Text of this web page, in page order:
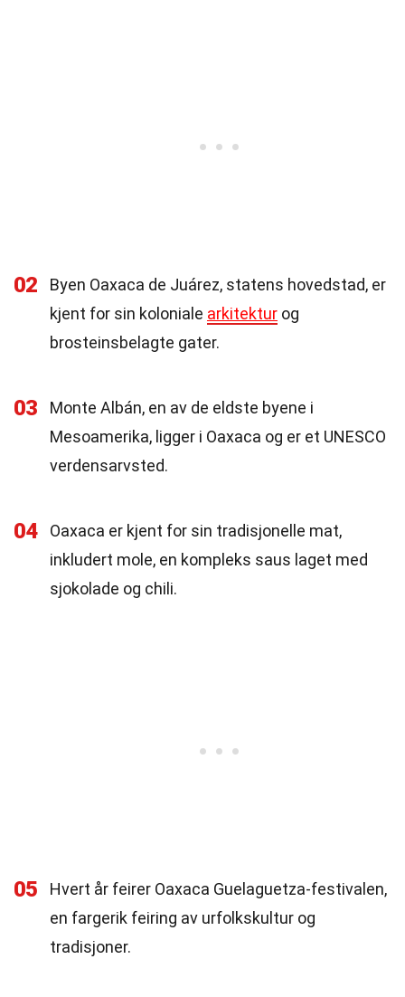
02
Byen Oaxaca de Juárez, statens hovedstad, er
kjent for sin koloniale arkitektur og
brosteinsbelagte gater.
03
Monte Albán, en av de eldste byene i
Mesoamerika, ligger i Oaxaca og er et UNESCO
verdensarvsted.
04
Oaxaca er kjent for sin tradisjonelle mat,
inkludert mole, en kompleks saus laget med
sjokolade og chili.
05
Hvert år feirer Oaxaca Guelaguetza-festivalen,
en fargerik feiring av urfolkskultur og
tradisjoner.